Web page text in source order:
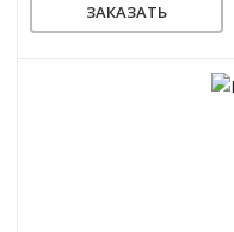
ЗАКАЗАТЬ